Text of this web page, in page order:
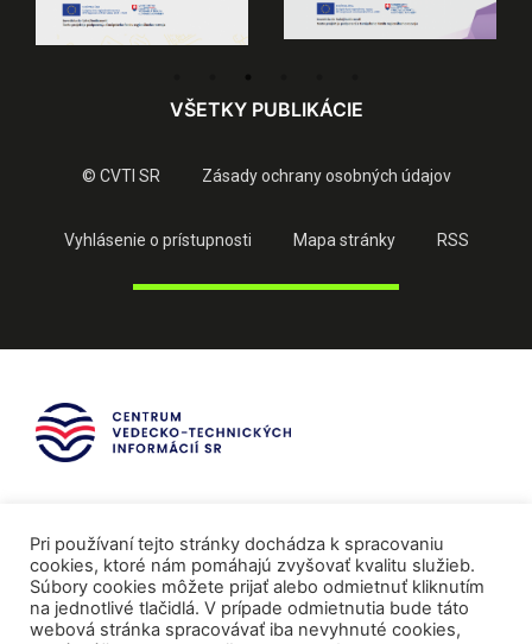
VŠETKY PUBLIKÁCIE
© CVTI SR Zásady ochrany osobných údajov
Vyhlásenie o prístupnosti Mapa stránky RSS
Pri používaní tejto stránky dochádza k spracovaniu
cookies, ktoré nám pomáhajú zvyšovať kvalitu služieb.
Súbory cookies môžete prijať alebo odmietnuť kliknutím
na jednotlivé tlačidlá. V prípade odmietnutia bude táto
webová stránka spracovávať iba nevyhnuté cookies,